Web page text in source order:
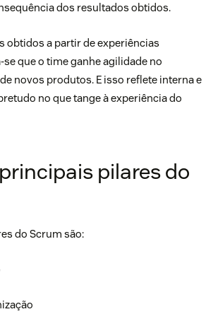
dos resultados obtidos.
obtidos a partir de experiências
que o time ganhe agilidade no
novos produtos. E isso reflete interna e
no que tange àexperiência do
pilares do
do Scrum são: